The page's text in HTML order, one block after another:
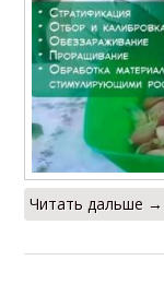
Читать дальше →